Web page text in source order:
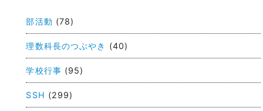
ナ
ビ
ゲ
ー
シ
部活動 (78)
理数科長のつぶやき (40)
学校行事 (95)
SSH (299)